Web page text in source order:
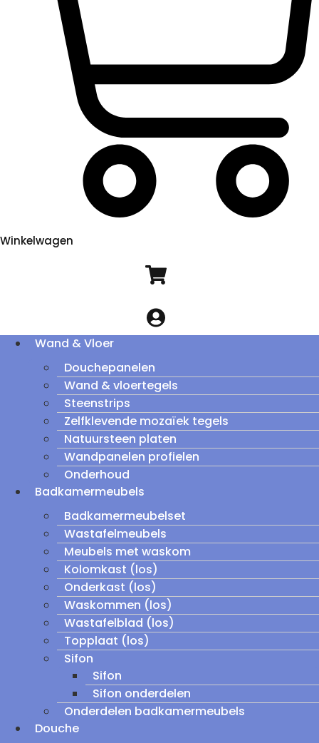
Winkelwagen
Wand & Vloer
Douchepanelen
Wand & vloertegels
Steenstrips
Zelfklevende mozaïek tegels
Natuursteen platen
Wandpanelen profielen
Onderhoud
Badkamermeubels
Badkamermeubelset
Wastafelmeubels
Meubels met waskom
Kolomkast (los)
Onderkast (los)
Waskommen (los)
Wastafelblad (los)
Topplaat (los)
Sifon
Sifon
Sifon onderdelen
Onderdelen badkamermeubels
Douche